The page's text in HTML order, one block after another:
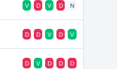
V D V D N
D D V D V
D V D D D